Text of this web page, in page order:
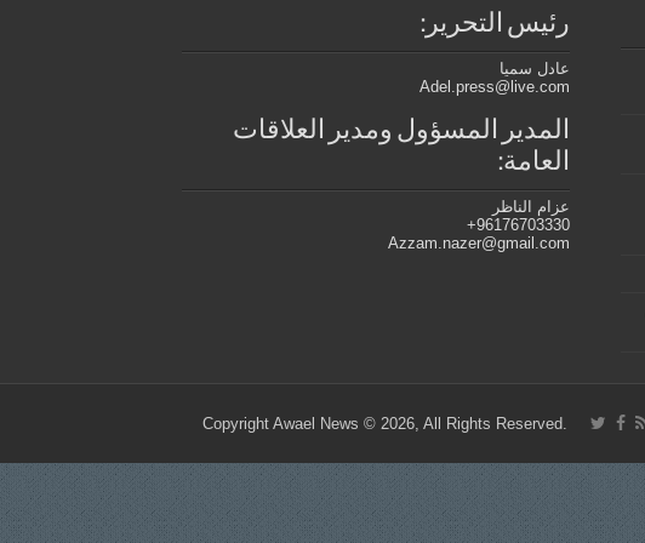
رئيس التحرير:
عادل سميا
Adel.press@live.com
المدير المسؤول ومدير العلاقات
العامة:
عزام الناظر
96176703330+
Azzam.nazer@gmail.com
.Copyright Awael News © 2026, All Rights Reserved